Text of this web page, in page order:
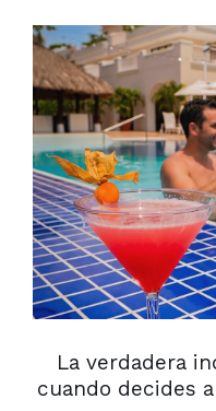
La verdadera
cuando decides